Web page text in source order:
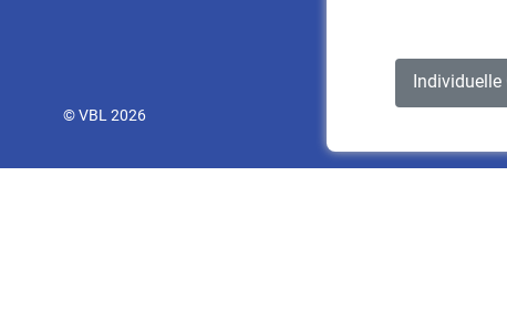
Individuelle
© VBL 2026